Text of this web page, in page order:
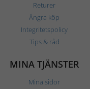
Returer
Ångra köp
Integritetspolicy
Tips & råd
MINA TJÄNSTER
Mina sidor